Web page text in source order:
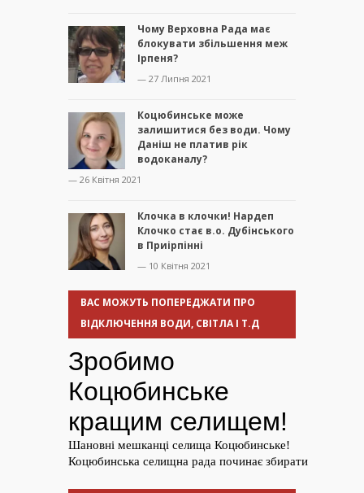
Чому Верховна Рада має
блокувати збільшення меж
Ірпеня?
— 27 Липня 2021
Коцюбинське може
залишитися без води. Чому
Даніш не платив рік
водоканалу?
— 26 Квітня 2021
Клочка в клочки! Нардеп
Клочко стає в.о. Дубінського
в Приірпінні
— 10 Квітня 2021
ВАС МОЖУТЬ ПОПЕРЕДЖАТИ ПРО
ВІДКЛЮЧЕННЯ ВОДИ, СВІТЛА І Т.Д